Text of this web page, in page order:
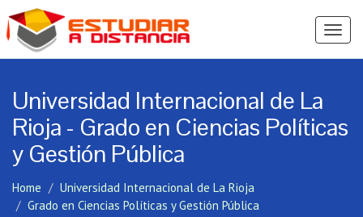
Ver
Universidad Internacional de La
Rioja - Grado en Ciencias Políticas
y Gestión Pública
Home
Universidad Internacional de La Rioja
Grado en Ciencias Políticas y Gestión Pública